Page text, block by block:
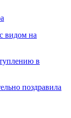
видом на
в
поздравила